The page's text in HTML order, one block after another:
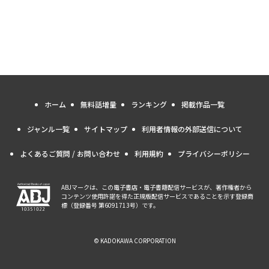
ホーム 無料話増量 ランキング 掲載作品一覧
ジャンル一覧 サイトマップ 利用者情報の外部送信について
よくあるご質問 / お問い合わせ 利用規約 プライバシーポリシー
ABJマークは、この電子書店・電子書籍配信サービスが、著作権者から
コンテンツ使用許諾を得た正規版配信サービスであることを示す登録商
標（登録番号 第6091713号）です。
© KADOKAWA CORPORATION